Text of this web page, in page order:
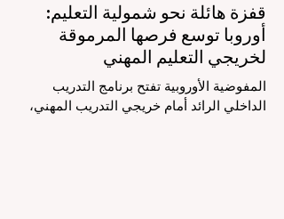
قفزة هائلة نحو شمولية التعليم:
أوروبا توسع فرصها المرموقة
لخريجي التعليم المهني
المفوضية الأوروبية تفتح برنامج التدريب
الداخلي الرائد أمام خريجي التدريب المهني،